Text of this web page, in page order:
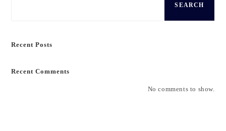
SEARCH
Recent Posts
Recent Comments
No comments to show.